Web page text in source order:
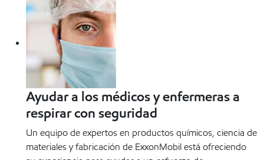
Ayudar a los médicos y enfermeras a
respirar con seguridad
Un equipo de expertos en productos químicos, ciencia de
materiales y fabricación de ExxonMobil está ofreciendo